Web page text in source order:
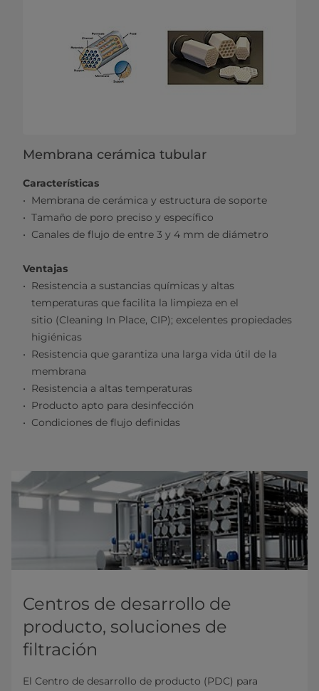
Membrana cerámica tubular
Características
Membrana de cerámica y estructura de soporte
Tamaño de poro preciso y específico
Canales de flujo de entre 3 y 4 mm de diámetro
Ventajas
Resistencia a sustancias químicas y altas
temperaturas que facilita la limpieza en el
sitio (Cleaning In Place, CIP); excelentes propiedades
higiénicas
Resistencia que garantiza una larga vida útil de la
membrana
Resistencia a altas temperaturas
Producto apto para desinfección
Condiciones de flujo definidas
Centros de desarrollo de
producto, soluciones de
filtración
El Centro de desarrollo de producto (PDC) para